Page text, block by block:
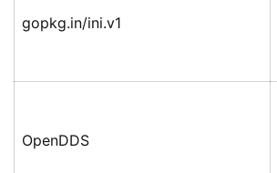
gopkg.in/ini.v1
OpenDDS